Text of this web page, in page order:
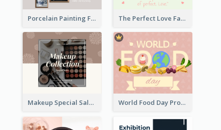
Porcelain Painting Facebook Post The Perfect Love Facebook Post
Makeup Special Sale Facebook Post World Food Day Promote Facebook Post